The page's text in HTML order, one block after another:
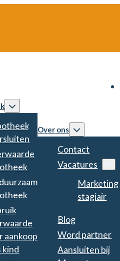
aankoop
kind
Over ons
Contact
Vacatures
Marketing
stagiair
Blog
Word partner
Aansluiten bij